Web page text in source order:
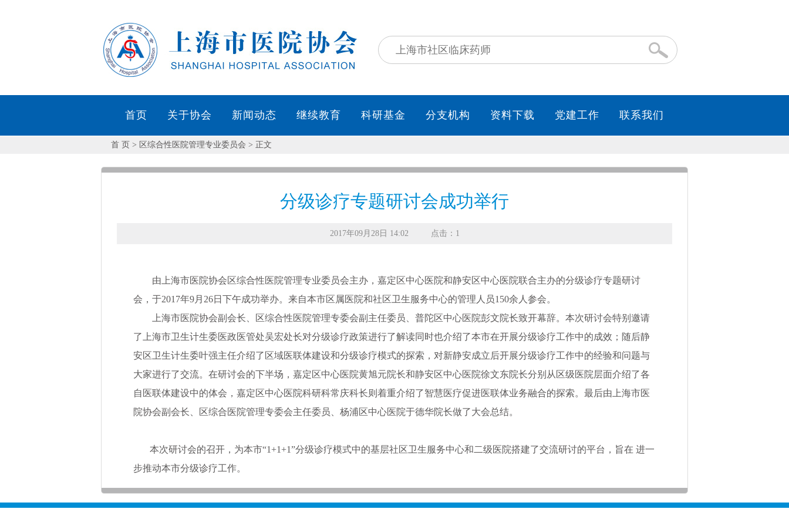
首页 关于协会 新闻动态 继续教育 科研基金 分支机构 资料下载 党建工作 联系我们
首 页 > 区综合性医院管理专业委员会 > 正文
分级诊疗专题研讨会成功举行
2017年09月28日 14:02 点击：1
由上海市医院协会区综合性医院管理专业委员会主办，嘉定区中心医院和静安区中心医院联合主办的分级诊疗专题研讨
会，于2017年9月26日下午成功举办。来自本市区属医院和社区卫生服务中心的管理人员150余人参会。
上海市医院协会副会长、区综合性医院管理专委会副主任委员、普陀区中心医院彭文院长致开幕辞。本次研讨会特别邀请
了上海市卫生计生委医政医管处吴宏处长对分级诊疗政策进行了解读同时也介绍了本市在开展分级诊疗工作中的成效；随后静
安区卫生计生委叶强主任介绍了区域医联体建设和分级诊疗模式的探索，对新静安成立后开展分级诊疗工作中的经验和问题与
大家进行了交流。在研讨会的下半场，嘉定区中心医院黄旭元院长和静安区中心医院徐文东院长分别从区级医院层面介绍了各
自医联体建设中的体会，嘉定区中心医院科研科常庆科长则着重介绍了智慧医疗促进医联体业务融合的探索。最后由上海市医
院协会副会长、区综合医院管理专委会主任委员、杨浦区中心医院于德华院长做了大会总结。
本次研讨会的召开，为本市“1+1+1”分级诊疗模式中的基层社区卫生服务中心和二级医院搭建了交流研讨的平台，旨在 进一
步推动本市分级诊疗工作。